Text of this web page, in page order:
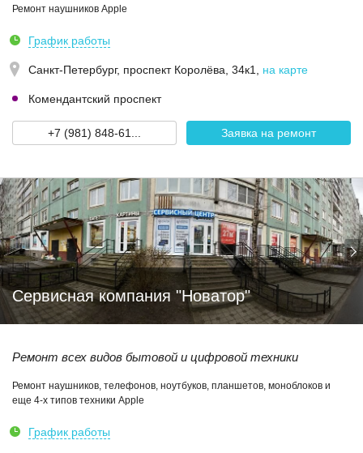
Ремонт наушников Apple
График работы
Санкт-Петербург, проспект Королёва, 34к1 на карте
Комендантский проспект
+7 (981) 848-61... Заявка на ремонт
Сервисная компания "Новатор"
Ремонт всех видов бытовой и цифровой техники
Ремонт наушников, телефонов, ноутбуков, планшетов, моноблоков и
еще 4-х типов техники Apple
График работы